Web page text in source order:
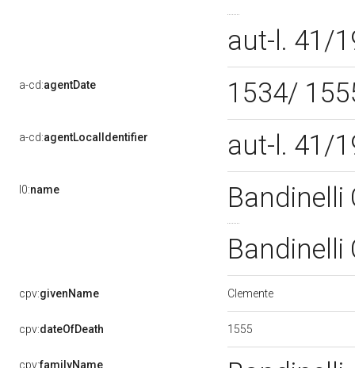
aut-l. 41/
a-cd:agentDate 1534/
a-cd:agentLocalIdentifier aut-l. 41/
l0:name
Bandinelli
cpv:givenName Clemente
cpv:dateOfDeath 1555
cpv:familyName